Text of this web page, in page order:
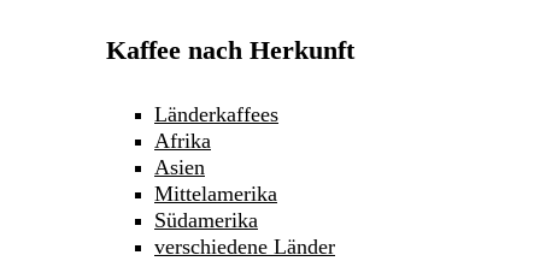
Kaffee nach Herkunft
Länderkaffees
Afrika
Asien
Mittelamerika
Südamerika
verschiedene Länder